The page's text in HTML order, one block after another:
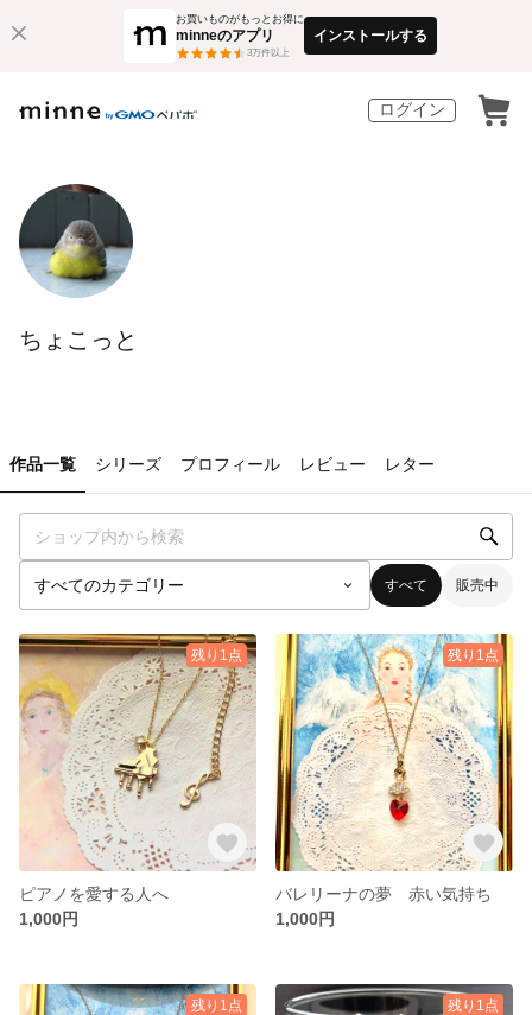
お買いものがもっとお得に
minneのアプリ
3万件以上
インストールする
ログイン
ちょこっと
作品一覧 シリーズ プロフィール レビュー レター
すべて 販売中
残り1点
ピアノを愛する人へ
1,000円
残り1点
バレリーナの夢 赤い気持ち
1,000円
残り1点 残り1点